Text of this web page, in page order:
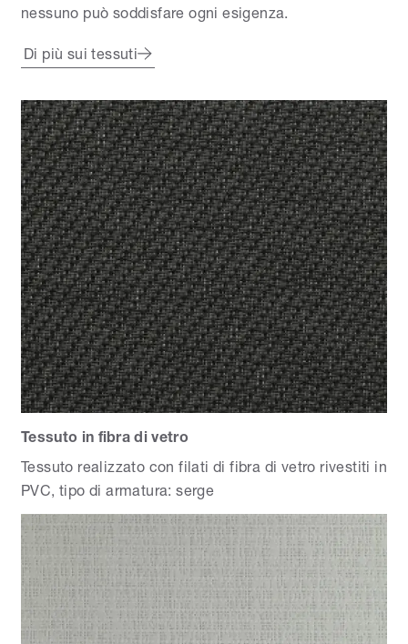
nessuno può soddisfare ogni esigenza.
Di più sui tessuti
Tessuto in fibra di vetro
Tessuto realizzato con filati di fibra di vetro rivestiti in
PVC, tipo di armatura: serge